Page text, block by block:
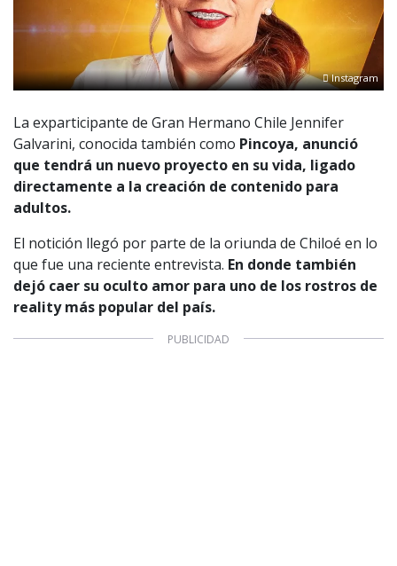
Instagram
La exparticipante de Gran Hermano Chile Jennifer
Galvarini, conocida también como Pincoya, anunció
que tendrá un nuevo proyecto en su vida, ligado
directamente a la creación de contenido para
adultos.
El notición llegó por parte de la oriunda de Chiloé en lo
que fue una reciente entrevista. En donde también
dejó caer su oculto amor para uno de los rostros de
reality más popular del país.